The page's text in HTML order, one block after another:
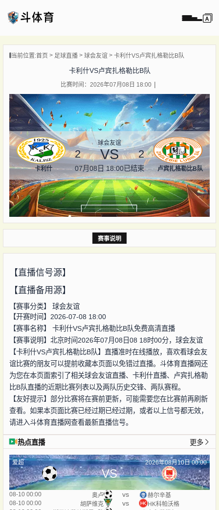
播
像
闻
当前位置:首页 足球直播 球会友谊 卡利什VS卢宾扎格勒比B队
卡利什VS卢宾扎格勒比B队
比赛时间：2026年07月08日 18:00
卡利什
球会友谊
2 VS 2
07月08日 18:00已结束 卢宾扎格勒比B队
赛事说明
【直播信号源】
【直播备用源】
【赛事分类】 球会友谊
【开赛时间】2026-07-08 18:00
【赛事名称】 卡利什VS卢宾扎格勒比B队免费高清直播
【赛事说明】北京时间2026年07月08日08 18时00分，球会友谊
【卡利什VS卢宾扎格勒比B队】直播准时在线播放，喜欢看球会友
谊比赛的朋友可以提前收藏本页面以免错过直播。斗体育直播网还
为您在本页面索引了相关球会友谊直播、卡利什直播、卢宾扎格勒
比B队直播的近期比赛列表以及两队历史交锋、两队赛程。
【友好提示】部分比赛将在赛前更新，可能需要您在比赛前再刷新
查看。如果本页面比赛已经过期已经过期，或者以上信号都无效，
请进入斗体育直播网查看最新直播信号。
热点直播 更多
爱超 2026年08月10日 00:00
VS
08-10 00:00 奥卢 vs
赫尔辛基
08-10 00:00
胡萨维克 vs
HK科帕沃格